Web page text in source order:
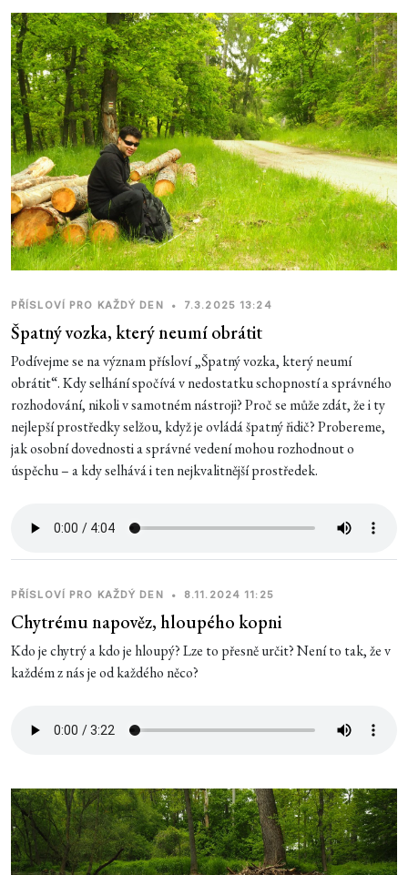
PŘÍSLOVÍ PRO KAŽDÝ DEN • 7.3.2025 13:24
Špatný vozka, který neumí obrátit
Podívejme se na význam přísloví „Špatný vozka, který neumí
obrátit“. Kdy selhání spočívá v nedostatku schopností a správného
rozhodování, nikoli v samotném nástroji? Proč se může zdát, že i ty
nejlepší prostředky selžou, když je ovládá špatný řidič? Probereme,
jak osobní dovednosti a správné vedení mohou rozhodnout o
úspěchu – a kdy selhává i ten nejkvalitnější prostředek.
PŘÍSLOVÍ PRO KAŽDÝ DEN • 8.11.2024 11:25
Chytrému napověz, hloupého kopni
Kdo je chytrý a kdo je hloupý? Lze to přesně určit? Není to tak, že v
každém z nás je od každého něco?